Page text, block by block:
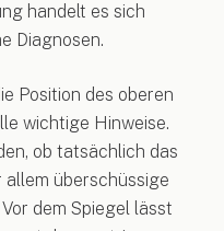
handelt es sich
Diagnosen.
Position des oberen
wichtige Hinweise.
ob tatsächlich das
allem überschüssige
dem Spiegel lässt